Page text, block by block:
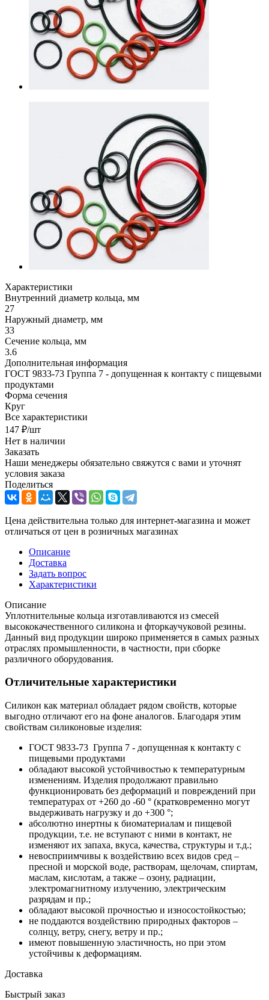
Характеристики
Внутренний диаметр кольца, мм
27
Наружный диаметр, мм
33
Сечение кольца, мм
3.6
Дополнительная информация
ГОСТ 9833-73 Группа 7 - допущенная к контакту с пищевыми
продуктами
Форма сечения
Круг
Все характеристики
147 ₽/шт
Нет в наличии
Заказать
Наши менеджеры обязательно свяжутся с вами и уточнят
условия заказа
Поделиться
Цена действительна только для интернет-магазина и может
отличаться от цен в розничных магазинах
Описание
Доставка
Задать вопрос
Характеристики
Описание
Уплотнительные кольца изготавливаются из смесей
высококачественного силикона и фторкаучуковой резины.
Данный вид продукции широко применяется в самых разных
отраслях промышленности, в частности, при сборке
различного оборудования.
Отличительные характеристики
Силикон как материал обладает рядом свойств, которые
выгодно отличают его на фоне аналогов. Благодаря этим
свойствам силиконовые изделия:
ГОСТ 9833-73 Группа 7 - допущенная к контакту с
пищевыми продуктами
обладают высокой устойчивостью к температурным
изменениям. Изделия продолжают правильно
функционировать без деформаций и повреждений при
температурах от +260 до -60 ° (кратковременно могут
выдерживать нагрузку и до +300 °;
абсолютно инертны к биоматериалам и пищевой
продукции, т.е. не вступают с ними в контакт, не
изменяют их запаха, вкуса, качества, структуры и т.д.;
невосприимчивы к воздействию всех видов сред –
пресной и морской воде, растворам, щелочам, спиртам,
маслам, кислотам, а также – озону, радиации,
электромагнитному излучению, электрическим
разрядам и пр.;
обладают высокой прочностью и износостойкостью;
не поддаются воздействию природных факторов –
солнцу, ветру, снегу, ветру и пр.;
имеют повышенную эластичность, но при этом
устойчивы к деформациям.
Доставка
Быстрый заказ